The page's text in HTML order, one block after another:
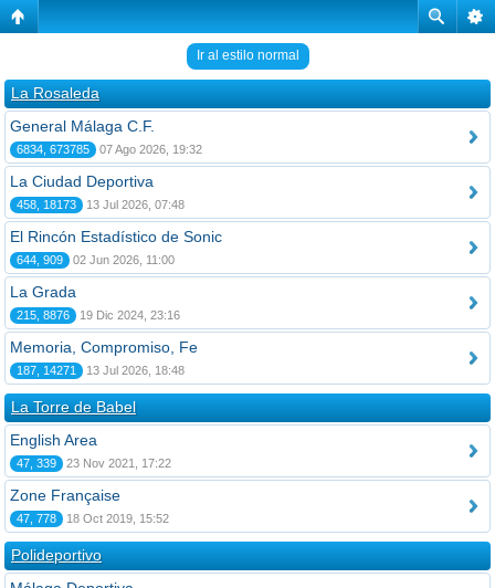
Ir al estilo normal
La Rosaleda
General Málaga C.F.
6834, 673785 07 Ago 2026, 19:32
La Ciudad Deportiva
458, 18173 13 Jul 2026, 07:48
El Rincón Estadístico de Sonic
644, 909 02 Jun 2026, 11:00
La Grada
215, 8876 19 Dic 2024, 23:16
Memoria, Compromiso, Fe
187, 14271 13 Jul 2026, 18:48
La Torre de Babel
English Area
47, 339 23 Nov 2021, 17:22
Zone Française
47, 778 18 Oct 2019, 15:52
Polideportivo